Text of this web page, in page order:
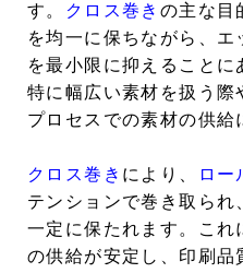
す。
クロス巻き の主な目
を均一に保ちながら、エ
を最小限に抑えることに
特に幅広い素材を扱う際
プロセスでの素材の供給
クロス巻き により、 ロー
テンションで巻き取られ
一定に保たれます。これ
の供給が安定し、印刷品